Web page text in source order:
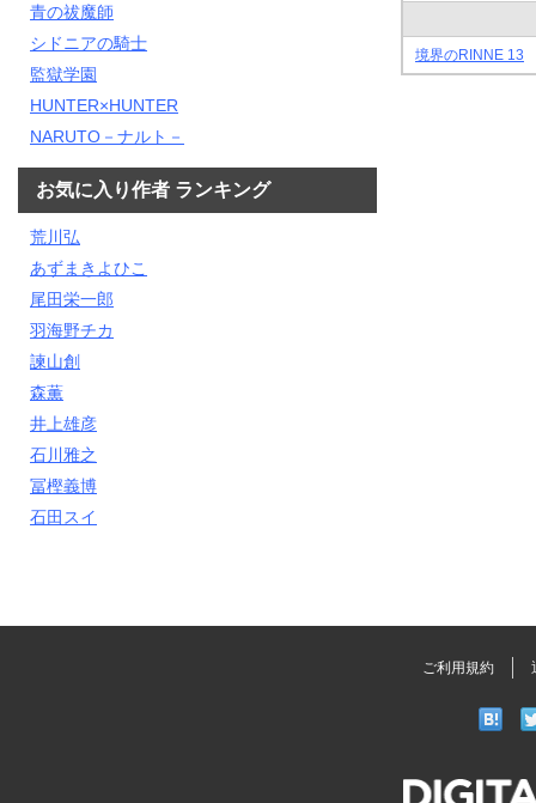
境界のRINNE 13
青の祓魔師
シドニアの騎士
監獄学園
HUNTER×HUNTER
NARUTO－ナルト－
お気に入り作者 ランキング
荒川弘
あずまきよひこ
尾田栄一郎
羽海野チカ
諫山創
森薫
井上雄彦
石川雅之
冨樫義博
石田スイ
ご利用規約